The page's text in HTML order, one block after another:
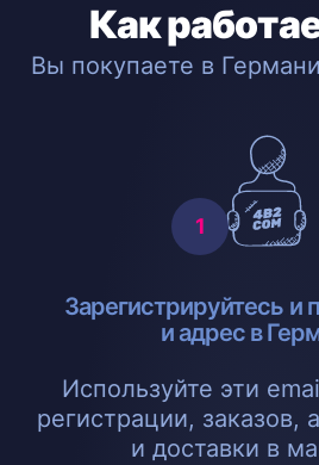
Как
Вы покупаете в
Зарегистрируйтесь и
и адрес в
Используйте эти
регистрации, заказов,
и доставки в